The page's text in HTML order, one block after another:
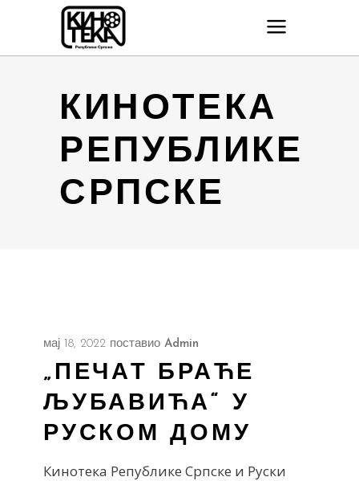
КИНОТЕКА
РЕПУБЛИКЕ
СРПСКЕ
мај 18, 2022 поставио Admin
„ПЕЧАТ БРАЋЕ
ЉУБАВИЋА“ У
РУСКОМ ДОМУ
Кинотека Републике Српске и Руски